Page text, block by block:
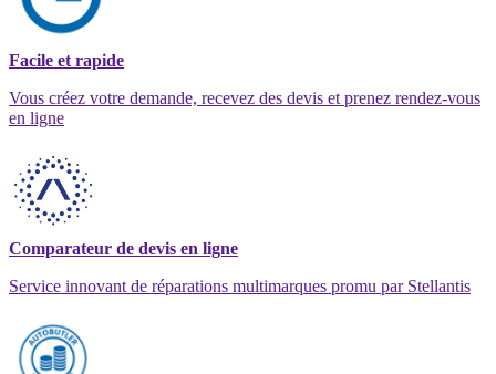
Facile et rapide
Vous créez votre demande, recevez des devis et prenez rendez-vous
en ligne
Comparateur de devis en ligne
Service innovant de réparations multimarques promu par Stellantis